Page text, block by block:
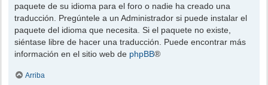
paquete de su idioma para el foro o nadie ha creado una
traducción. Pregúntele a un Administrador si puede instalar el
paquete del idioma que necesita. Si el paquete no existe,
siéntase libre de hacer una traducción. Puede encontrar más
información en el sitio web de phpBB®
Arriba